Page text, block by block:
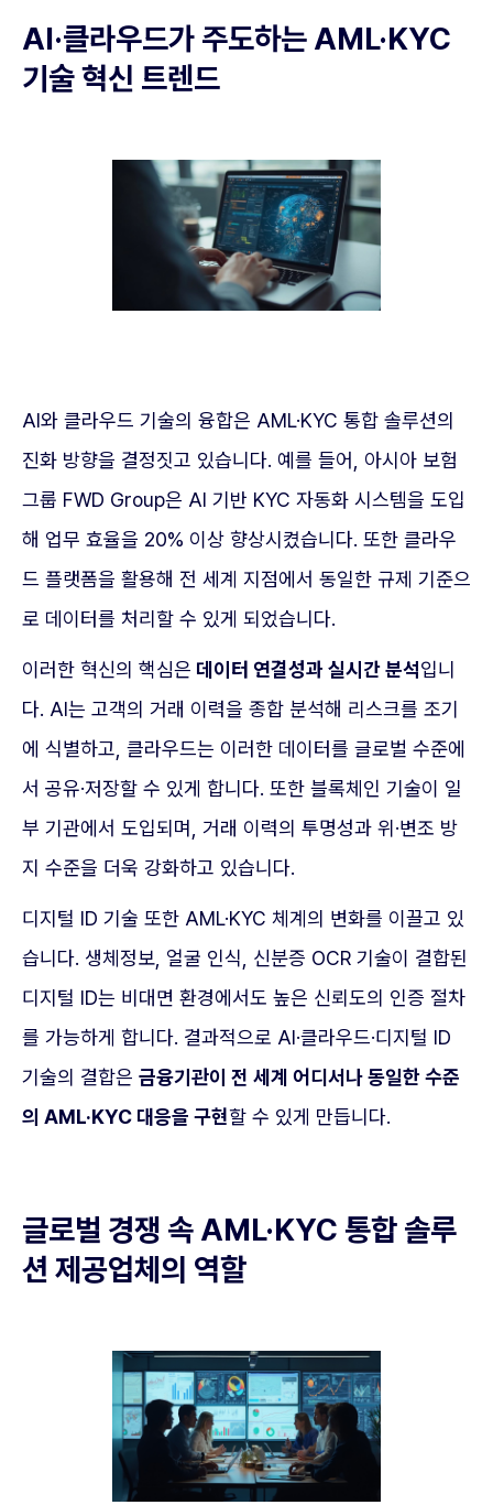
AI·클라우드가 주도하는 AML·KYC
기술 혁신 트렌드
AI와 클라우드 기술의 융합은 AML·KYC 통합 솔루션의
진화 방향을 결정짓고 있습니다. 예를 들어, 아시아 보험
그룹 FWD Group은 AI 기반 KYC 자동화 시스템을 도입
해 업무 효율을 20% 이상 향상시켰습니다. 또한 클라우
드 플랫폼을 활용해 전 세계 지점에서 동일한 규제 기준으
로 데이터를 처리할 수 있게 되었습니다.
이러한 혁신의 핵심은 데이터 연결성과 실시간 분석입니
다. AI는 고객의 거래 이력을 종합 분석해 리스크를 조기
에 식별하고, 클라우드는 이러한 데이터를 글로벌 수준에
서 공유·저장할 수 있게 합니다. 또한 블록체인 기술이 일
부 기관에서 도입되며, 거래 이력의 투명성과 위·변조 방
지 수준을 더욱 강화하고 있습니다.
디지털 ID 기술 또한 AML·KYC 체계의 변화를 이끌고 있
습니다. 생체정보, 얼굴 인식, 신분증 OCR 기술이 결합된
디지털 ID는 비대면 환경에서도 높은 신뢰도의 인증 절차
를 가능하게 합니다. 결과적으로 AI·클라우드·디지털 ID
기술의 결합은 금융기관이 전 세계 어디서나 동일한 수준
의 AML·KYC 대응을 구현할 수 있게 만듭니다.
글로벌 경쟁 속 AML·KYC 통합 솔루
션 제공업체의 역할